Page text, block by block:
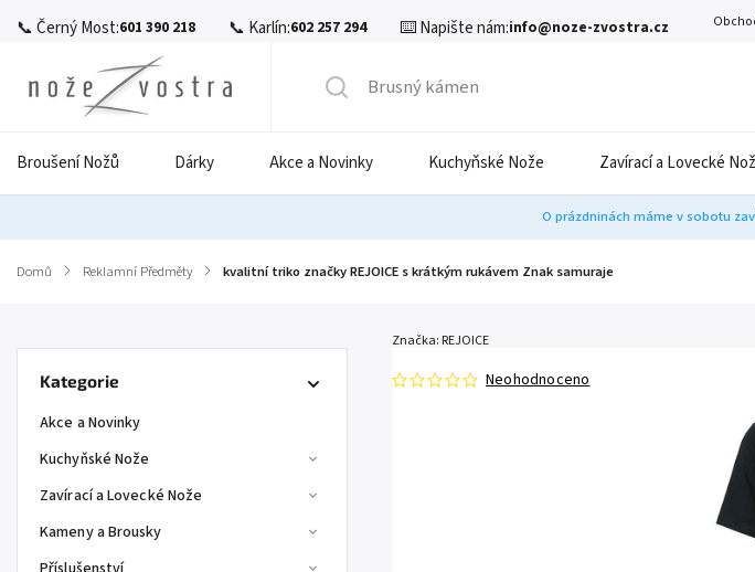
📞 Černý Most:601 390 218 📞 Karlín:602 257 294 ⌨️ Napište nám:info@noze-zvostra.cz
Broušení Nožů Dárky Akce a Novinky Kuchyňské Nože Zavírací a Lovecké
O prázdninách máme v sobotu
Domů / Reklamní Předměty / kvalitní triko značky REJOICE s krátkým rukávem Znak samuraje
Kategorie
Akce a Novinky
Kuchyňské Nože
Zavírací a Lovecké Nože
Kameny a Brousky
Neohodnoceno
Značka: REJOICE